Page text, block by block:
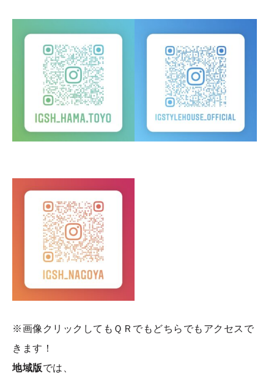
※画像クリックしてもＱＲでもどちらでもアクセスで
きます！
地域版では、